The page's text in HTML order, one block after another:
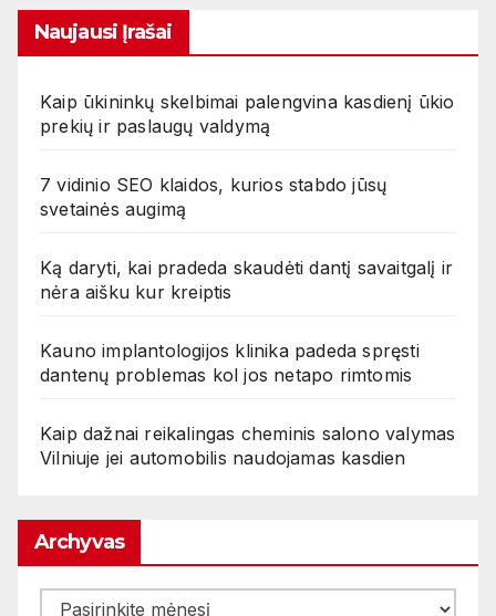
Naujausi Įrašai
Kaip ūkininkų skelbimai palengvina kasdienį ūkio
prekių ir paslaugų valdymą
7 vidinio SEO klaidos, kurios stabdo jūsų
svetainės augimą
Ką daryti, kai pradeda skaudėti dantį savaitgalį ir
nėra aišku kur kreiptis
Kauno implantologijos klinika padeda spręsti
dantenų problemas kol jos netapo rimtomis
Kaip dažnai reikalingas cheminis salono valymas
Vilniuje jei automobilis naudojamas kasdien
Archyvas
Archyvas